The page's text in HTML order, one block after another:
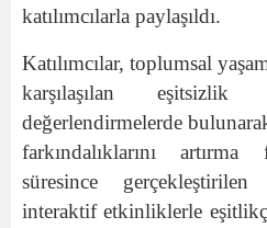
katılımcılarla paylaşıldı.
Katılımcılar, toplumsal
karşılaşılan eşitsizlik
değerlendirmelerde
farkındalıklarını
süresince
interaktif etkinliklerle